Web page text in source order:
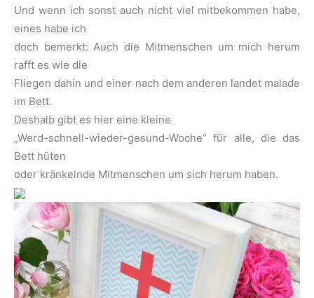
Und wenn ich sonst auch nicht viel mitbekommen habe,
eines habe ich
doch bemerkt: Auch die Mitmenschen um mich herum
rafft es wie die
Fliegen dahin und einer nach dem anderen landet malade
im Bett.
Deshalb gibt es hier eine kleine
„Werd-schnell-wieder-gesund-Woche“ für alle, die das
Bett hüten
oder kränkelnde Mitmenschen um sich herum haben.